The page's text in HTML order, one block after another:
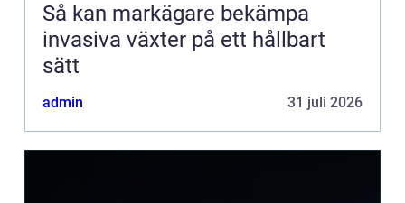
Så kan markägare bekämpa
invasiva växter på ett hållbart
sätt
admin 31 juli 2026